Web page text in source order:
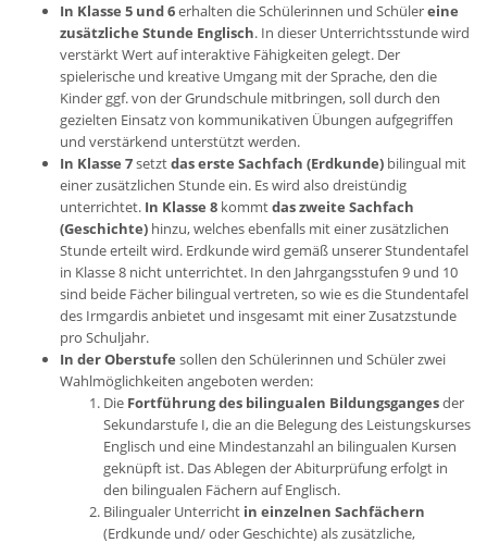
In Klasse 5 und 6erhalten die Schülerinnen und Schülereine
zusätzliche Stunde Englisch. In dieser Unterrichtsstunde wird
verstärkt Wert auf interaktive Fähigkeiten gelegt. Der
spielerische und kreative Umgang mit der Sprache, den die
Kinder ggf. von der Grundschule mitbringen, soll durch den
gezielten Einsatz von kommunikativen Übungen aufgegriffen
und verstärkend unterstützt werden.
In Klasse 7setztdas erste Sachfach (Erdkunde) bilingual mit
einer zusätzlichen Stunde ein. Es wird also dreistündig
unterrichtet. In Klasse 8 kommtdas zweite Sachfach
(Geschichte) hinzu, welches ebenfalls mit einer zusätzlichen
Stunde erteilt wird. Erdkunde wird gemäß unserer Stundentafel
in Klasse 8 nicht unterrichtet. In den Jahrgangsstufen 9 und 10
sind beide Fächer bilingual vertreten, so wie es die Stundentafel
des Irmgardis anbietet und insgesamt mit einer Zusatzstunde
pro Schuljahr.
In der Oberstufe sollen den Schülerinnen und Schüler zwei
Wahlmöglichkeiten angeboten werden:
Die Fortführung des bilingualen Bildungsgangesder
Sekundarstufe I, die an die Belegung des Leistungskurses
Englisch und eine Mindestanzahl an bilingualen Kursen
geknüpft ist. Das Ablegen der Abiturprüfung erfolgt in
den bilingualen Fächern auf Englisch.
Bilingualer Unterricht in einzelnen Sachfächern
(Erdkunde und/ oder Geschichte) als zusätzliche,